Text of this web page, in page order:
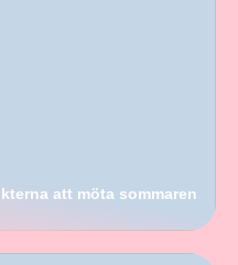
att möta sommaren